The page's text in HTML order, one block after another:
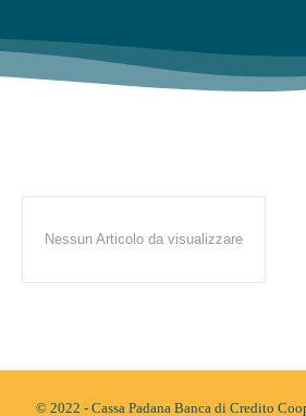
Nessun Articolo da visualizzare
© 2022 - Cassa Padana Banca di Credito